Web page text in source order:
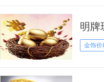
明牌
金饰价